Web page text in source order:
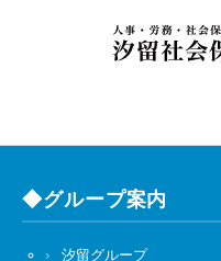
◆グループ案内
汐留グループ